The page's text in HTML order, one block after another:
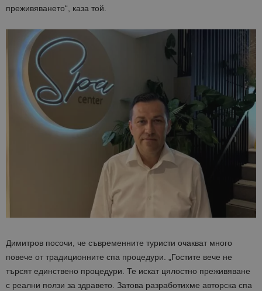
преживяването“, каза той.
Димитров посочи, че съвременните туристи очакват много
повече от традиционните спа процедури. „Гостите вече не
търсят единствено процедури. Те искат цялостно преживяване
с реални ползи за здравето. Затова разработихме авторска спа